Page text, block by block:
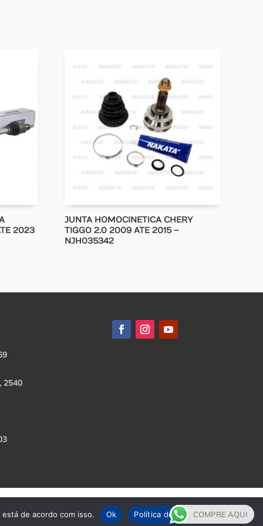
2023
JUNTA HOMOCINETICA CHERY
TIGGO 2.0 2009 ATE 2015 –
NJH035342
2540
COMPRE AQUI
de acordo com isso. Ok Política de Privacidade